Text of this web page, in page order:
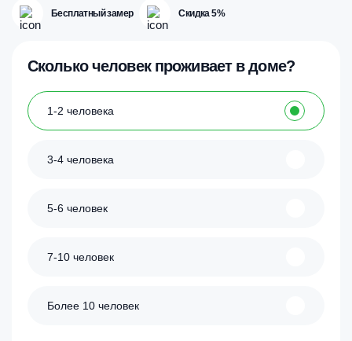
Бесплатный замер Скидка 5%
Сколько человек проживает в доме?
1-2 человека
3-4 человека
5-6 человек
7-10 человек
Более 10 человек